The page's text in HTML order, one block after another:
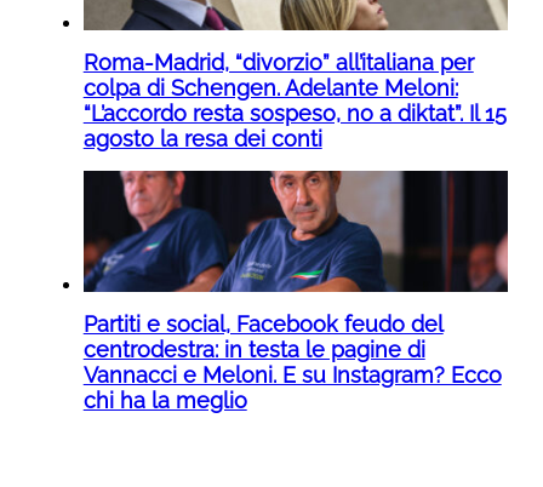
Roma-Madrid, “divorzio” all’italiana per
colpa di Schengen. Adelante Meloni:
“L’accordo resta sospeso, no a diktat”. Il 15
agosto la resa dei conti
Partiti e social, Facebook feudo del
centrodestra: in testa le pagine di
Vannacci e Meloni. E su Instagram? Ecco
chi ha la meglio